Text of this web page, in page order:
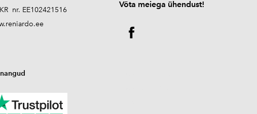
nr. EE102421516
Võta meiega ühendust!